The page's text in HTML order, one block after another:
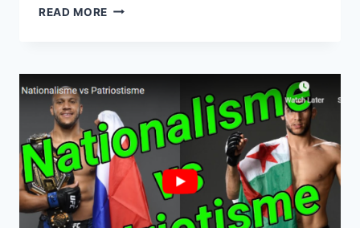
READ MORE FRENCH
HIS
LOVE
FOR
DISCOVERY
BAY
AND
HIS
FAVOURITE
SPOTS